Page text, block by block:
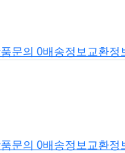
문의 0배송정보교환정
문의 0배송정보교환정